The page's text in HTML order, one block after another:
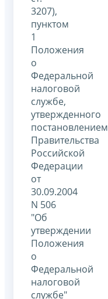
3207),
пунктом
1
Положения
о
Федеральной
налоговой
службе,
утвержденного
постановлением
Правительства
Российской
Федерации
от
30.09.2004
N 506
"Об
утверждении
Положения
о
Федеральной
налоговой
службе"